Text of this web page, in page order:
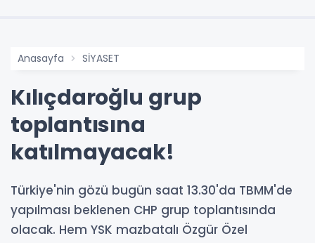
Anasayfa SİYASET
Kılıçdaroğlu grup
toplantısına
katılmayacak!
Türkiye'nin gözü bugün saat 13.30'da TBMM'de
yapılması beklenen CHP grup toplantısında
olacak. Hem YSK mazbatalı Özgür Özel